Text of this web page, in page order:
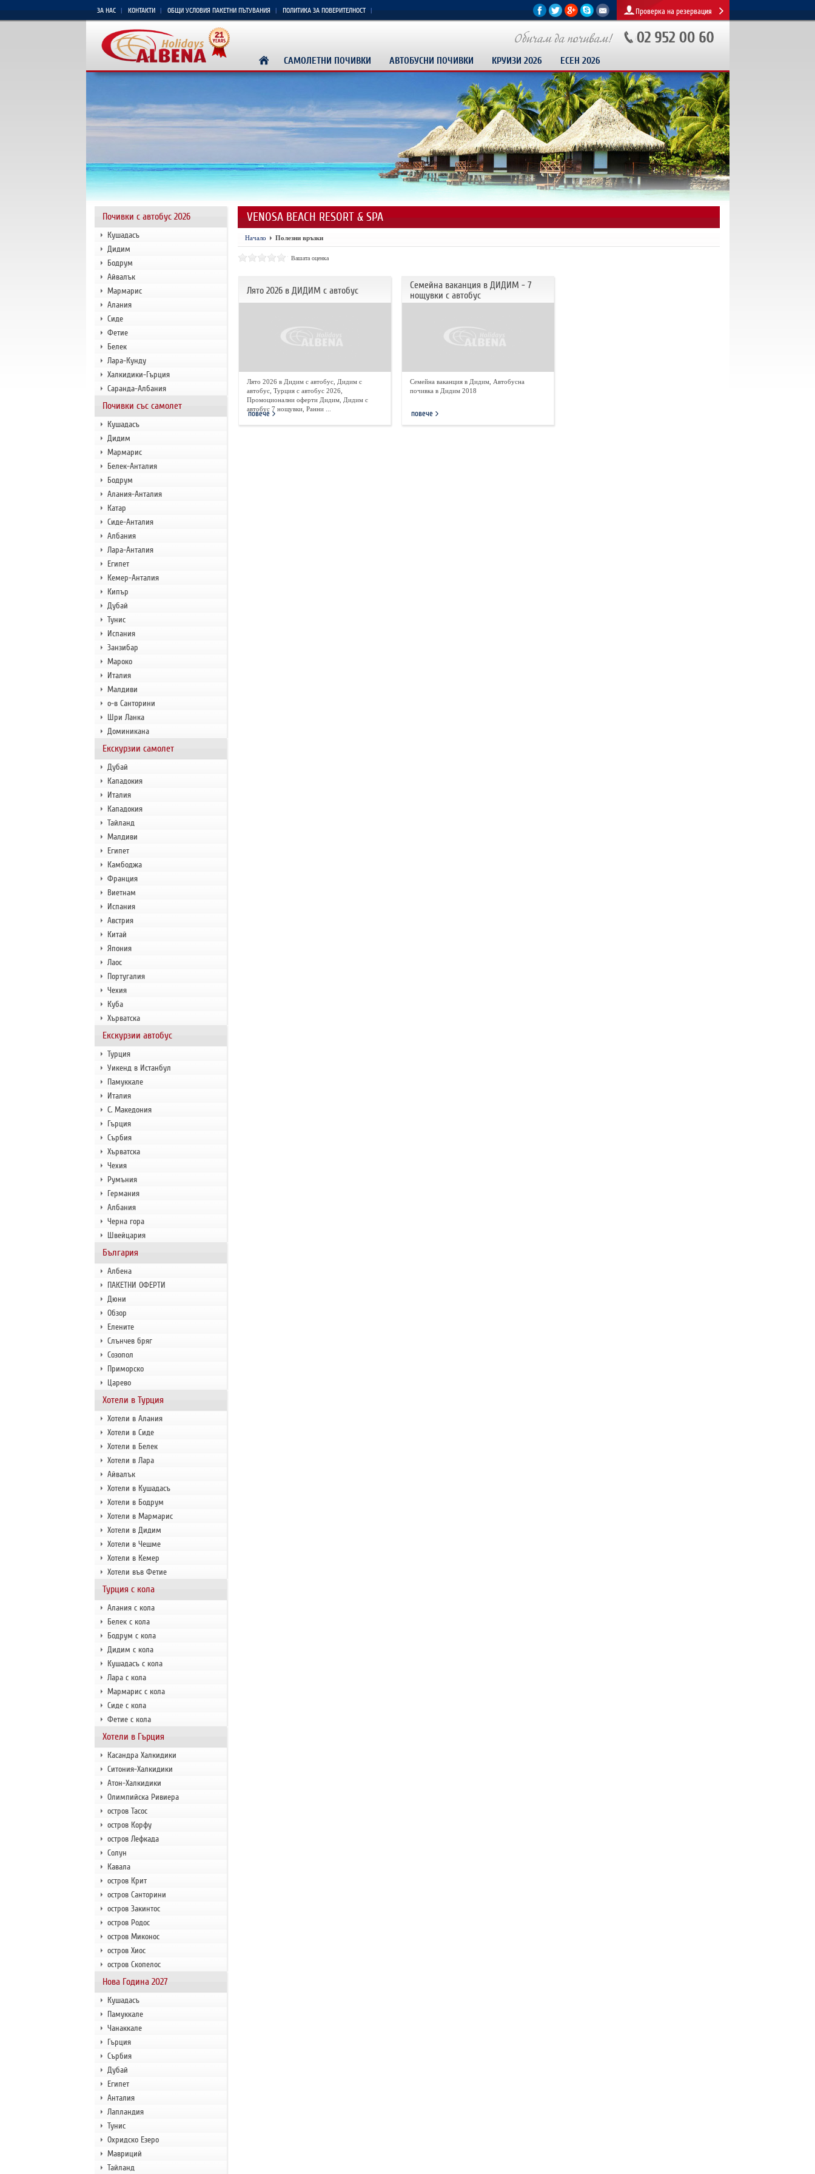
ЗА НАС КОНТАКТИ ОБЩИ УСЛОВИЯ ПАКЕТНИ ПЪТУВАНИЯ ПОЛИТИКА ЗА ПОВЕРИТЕЛНОСТ Проверка на резервация
САМОЛЕТНИ ПОЧИВКИ АВТОБУСНИ ПОЧИВКИ КРУИЗИ 2026 ЕСЕН 2026
Почивки с автобус 2026
Кушадасъ
Дидим
Бодрум
Айвалък
Мармарис
Алания
Сиде
Фетие
Белек
Лара-Кунду
Халкидики-Гърция
Саранда-Албания
Почивки със самолет
Кушадасъ
Дидим
Мармарис
Белек-Анталия
Бодрум
Алания-Анталия
Катар
Сиде-Анталия
Албания
Лара-Анталия
Египет
Кемер-Анталия
Кипър
Дубай
Тунис
Испания
Занзибар
Мароко
Италия
Малдиви
о-в Санторини
Шри Ланка
Доминикана
Екскурзии самолет
Дубай
Кападокия
Италия
Кападокия
Тайланд
Малдиви
Египет
Камбоджа
Франция
Виетнам
Испания
Австрия
Китай
Япония
Лаос
Португалия
Чехия
Куба
Хърватска
Екскурзии автобус
Турция
Уикенд в Истанбул
Памуккале
Италия
С. Македония
Гърция
Сърбия
Хърватска
Чехия
Румъния
Германия
Албания
Черна гора
Швейцария
България
Албена
ПАКЕТНИ ОФЕРТИ
Дюни
Обзор
Елените
Слънчев бряг
Созопол
Приморско
Царево
Хотели в Турция
Хотели в Алания
Хотели в Сиде
Хотели в Белек
Хотели в Лара
Айвалък
Хотели в Кушадасъ
Хотели в Бодрум
Хотели в Мармарис
Хотели в Дидим
Хотели в Чешме
Хотели в Кемер
Хотели във Фетие
Турция с кола
Алания с кола
Белек с кола
Бодрум с кола
Дидим с кола
Кушадасъ с кола
Лара с кола
Мармарис с кола
Сиде с кола
Фетие с кола
Хотели в Гърция
Касандра Халкидики
Ситония-Халкидики
Атон-Халкидики
Олимпийска Ривиера
остров Тасос
остров Корфу
остров Лефкада
Солун
Кавала
остров Крит
остров Санторини
остров Закинтос
остров Родос
остров Миконос
остров Хиос
остров Скопелос
Нова Година 2027
Кушадасъ
Памуккале
Чанаккале
Гърция
Сърбия
Дубай
Египет
Анталия
Лапландия
Тунис
Охридско Езеро
Мавриций
Тайланд
VENOSA BEACH RESORT & SPA
Начало Полезни връзки
Вашата оценка
Лято 2026 в ДИДИМ с автобус
Лято 2026 в Дидим с автобус, Дидим с
автобус, Турция с автобус 2026,
Промоционални оферти Дидим, Дидим с
автобус 7 нощувки, Ранни ...
повече
Семейна ваканция в ДИДИМ - 7
нощувки с автобус
Семейна ваканция в Дидим, Автобусна
почивка в Дидим 2018
повече